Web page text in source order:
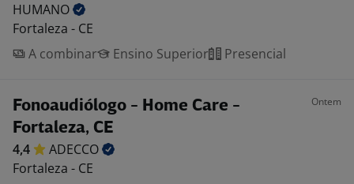
HUMANO
Fortaleza - CE
A combinar
Ensino Superior Presencial
Fonoaudiólogo - Home Care -
Fortaleza, CE
Ontem
4,4
ADECCO
Fortaleza - CE